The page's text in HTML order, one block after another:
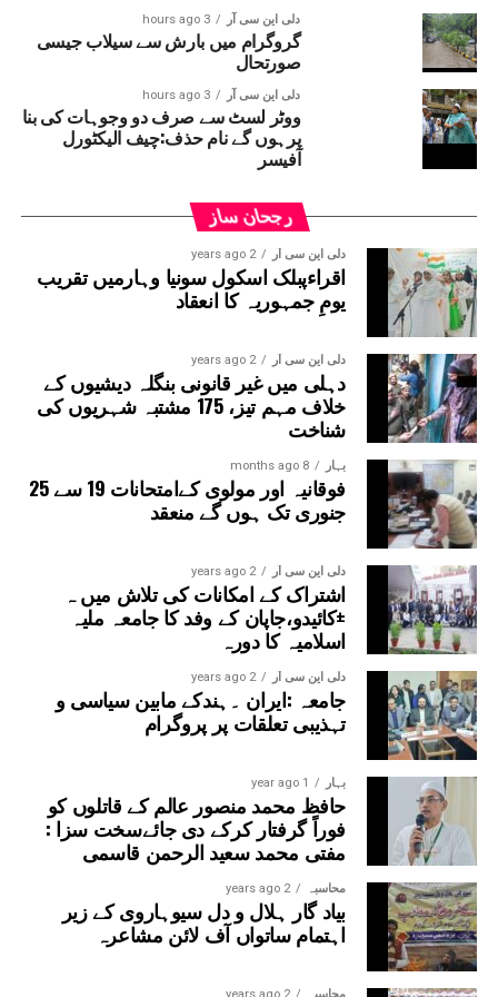
مہینہ کے تقریباً 42؍ ہزار روپے اور فی الحال کی جانے والی
11؍ دنوں کی مزدوری کے 56؍ ہزار روپے پروجیکٹ
منیجر نے ادا نہیں کئے ۔خواتین مزدوروں کا کہنا
ہے کہ مزدوری کی رقم مانگنے پر ان کے ساتھ
بدسلوکی کی گئی اور گالیاں دی گئیں ۔پولیس نے
پروجیکٹ منیجر اور اس کے ساتھیوں کے خلاف ملنے
والے تحریر کی بنیاد پر معاملہ درج کرکے جانچ
دلی این سی آر 3 hours ago
گروگرام میں بارش سے سیلاب جیسی
صورتحال
دلی این سی آر 3 hours ago
ووٹر لسٹ سے صرف دو وجوہات کی بنا
پرہوں گے نام حذف:چیف الیکٹورل
آفیسر
رجحان ساز
دلی این سی آر 2 years ago
اقراءپبلک اسکول سونیا وہارمیں تقریب
یومِ جمہوریہ کا انعقاد
دلی این سی آر 2 years ago
دہلی میں غیر قانونی بنگلہ دیشیوں کے
خلاف مہم تیز، 175 مشتبہ شہریوں کی
شناخت
بہار 8 months ago
فوقانیہ اور مولوی کےامتحانات 19 سے 25
جنوری تک ہوں گے منعقد
دلی این سی آر 2 years ago
اشتراک کے امکانات کی تلاش میں ہ
±کائیدو،جاپان کے وفد کا جامعہ ملیہ
اسلامیہ کا دورہ
دلی این سی آر 2 years ago
جامعہ :ایران ۔ہندکے مابین سیاسی و
تہذیبی تعلقات پر پروگرام
بہار 1 year ago
حافظ محمد منصور عالم کے قاتلوں کو
فوراً گرفتار کرکے دی جائےسخت سزا :
مفتی محمد سعید الرحمن قاسمی
محاسبہ 2 years ago
بیاد گار ہلال و دل سیوہاروی کے زیر
اہتمام ساتواں آف لائن مشاعرہ